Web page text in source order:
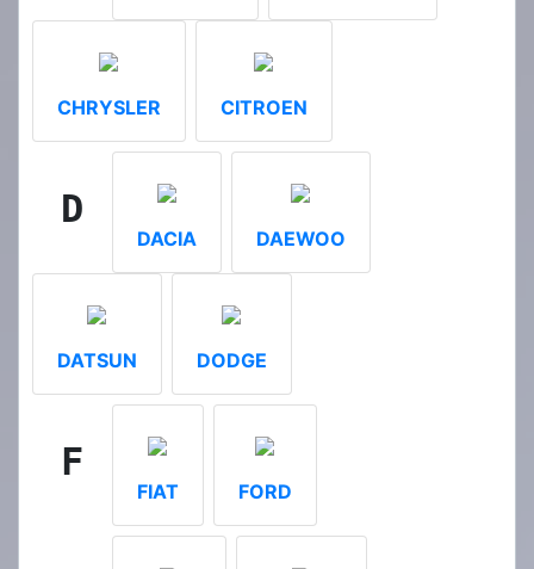
CHRYSLER CITROEN
D
DACIA DAEWOO
DATSUN DODGE
F
FIAT FORD